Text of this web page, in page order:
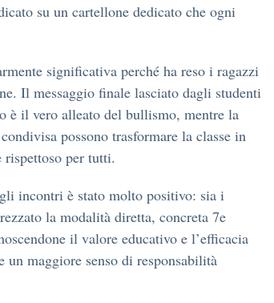
su un cartellone dedicato che ogni
significativa perché ha reso i ragazzi
Il messaggio finale lasciato dagli studenti
è il vero alleato del bullismo, mentre la
possono trasformare la classe in
per tutti.
incontri è stato molto positivo: sia i
la modalità diretta, concreta 7e
il valore educativo e l’efficacia
maggiore senso di responsabilità